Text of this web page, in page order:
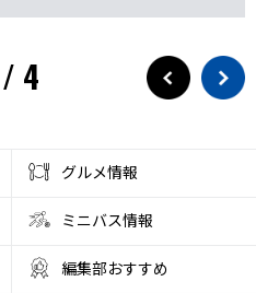
/ 4
グルメ情報
ミニバス情報
編集部おすすめ